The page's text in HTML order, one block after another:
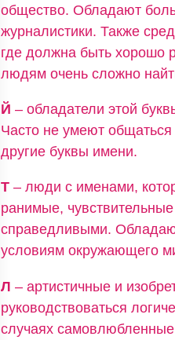
общество. Обладают
журналистики. Также
где должна быть хорошо
людям очень сложно
Й – обладатели этой
Часто не умеют
другие буквы имени.
Т – люди с именами,
ранимые,
справедливыми.
условиям окружающего
Л – артистичные и
руководствоваться
случаях